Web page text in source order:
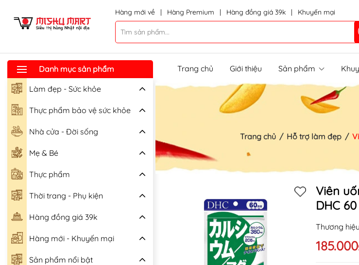
Hàng mới về | Hàng Premium | Hàng đồng giá 39k | Khuyến mại
Danh mục sản phẩm
Làm đẹp - Sức khỏe
Thực phẩm bảo vệ sức khỏe
Nhà cửa - Đời sống
Mẹ & Bé
Thực phẩm
Thời trang - Phụ kiện
Hàng đồng giá 39k
Hàng mới - Khuyến mại
Sản phẩm nổi bật
Trang chủ Giới thiệu Sản phẩm
Trang chủ / Hỗ trợ làm đẹp /
Viên
DHC
Thương
Mã khuyến mãi:
Điều kiện: